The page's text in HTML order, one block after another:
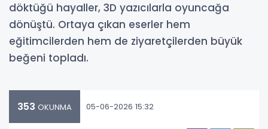
döktüğü hayaller, 3D yazıcılarla oyuncağa
dönüştü. Ortaya çıkan eserler hem
eğitimcilerden hem de ziyaretçilerden büyük
beğeni topladı.
353 OKUNMA 05-06-2026 15:32